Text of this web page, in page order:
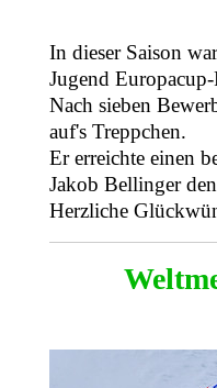
In dieser Saison
Jugend
Nach sieben
auf's Treppchen.
Er erreichte einen
Jakob Bellinger
Herzliche